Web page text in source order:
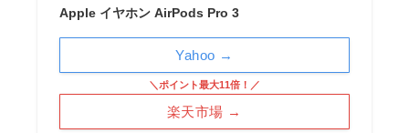
Apple イヤホン AirPods Pro 3
＼ポイント最大11倍！／
楽天市場 →
Yahoo →